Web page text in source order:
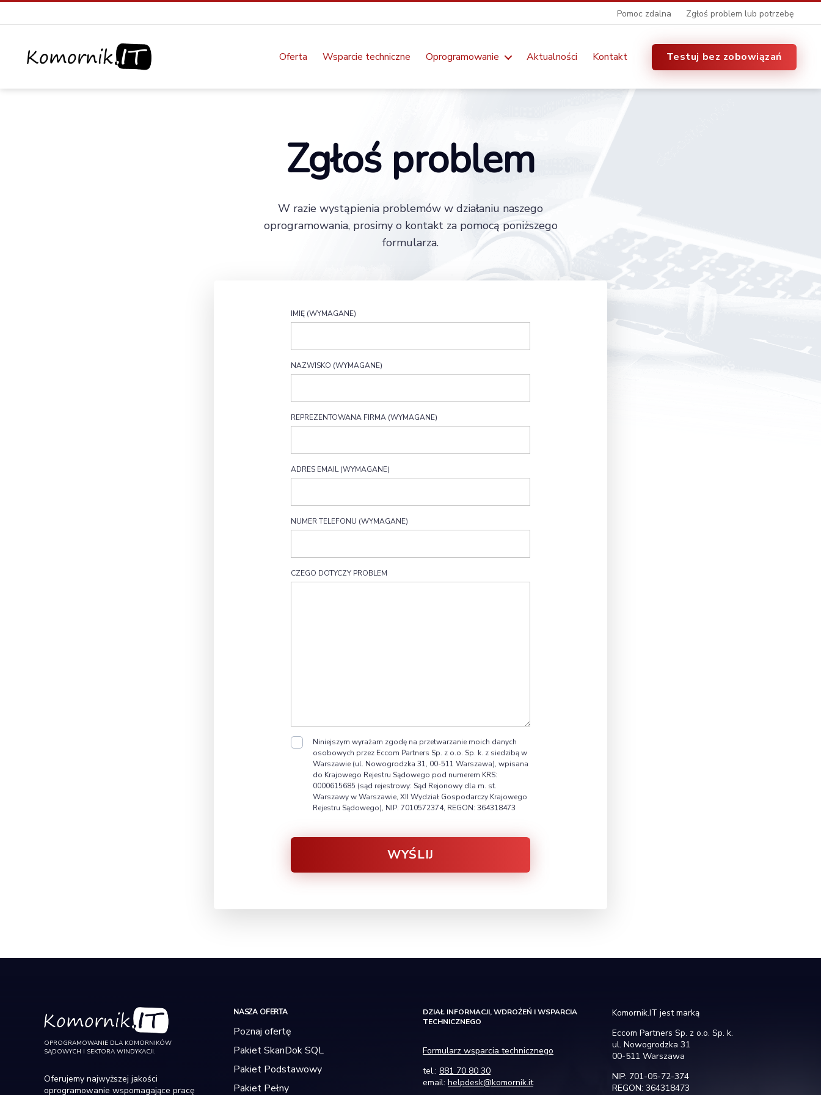
Pomoc zdalna Zgłoś problem lub potrzebę
Oferta Wsparcie techniczne Oprogramowanie Aktualności Kontakt Testuj bez zobowiązań
Zgłoś problem
W razie wystąpienia problemów w działaniu naszego
oprogramowania, prosimy o kontakt za pomocą poniższego
formularza.
IMIĘ (WYMAGANE)
NAZWISKO (WYMAGANE)
REPREZENTOWANA FIRMA (WYMAGANE)
ADRES EMAIL (WYMAGANE)
NUMER TELEFONU (WYMAGANE)
CZEGO DOTYCZY PROBLEM
Niniejszym wyrażam zgodę na przetwarzanie moich danych
osobowych przez Eccom Partners Sp. z o.o. Sp. k. z siedzibą w
Warszawie (ul. Nowogrodzka 31, 00-511 Warszawa), wpisana
do Krajowego Rejestru Sądowego pod numerem KRS:
0000615685 (sąd rejestrowy: Sąd Rejonowy dla m. st.
Warszawy w Warszawie, XII Wydział Gospodarczy Krajowego
Rejestru Sądowego), NIP: 7010572374, REGON: 364318473
niniejszym formularzu oraz w zgodzie ze wszelkimi przepisami
powszechnie obowiązującymi.
Informujemy, iż wyrażona zgoda może być na każdym etapie
OPROGRAMOWANIE DLA KOMORNIKÓW
SĄDOWYCH I SEKTORA WINDYKACJI.
Oferujemy najwyższej jakości
oprogramowanie wspomagające pracę
NASZA OFERTA
Poznaj ofertę
Pakiet SkanDok SQL
Pakiet Podstawowy
Pakiet Pełny
DZIAŁ INFORMACJI, WDROŻEŃ I WSPARCIA
TECHNICZNEGO
Formularz wsparcia technicznego
tel.: 881 70 80 30
email: helpdesk@komornik.it
Komornik.IT jest marką
Eccom Partners Sp. z o.o. Sp. k.
ul. Nowogrodzka 31
00-511 Warszawa
NIP: 701-05-72-374
REGON: 364318473